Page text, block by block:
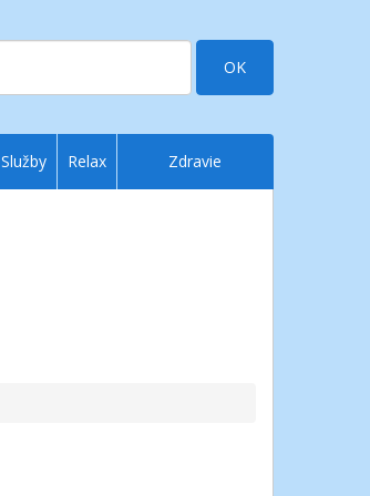
OK
Služby Relax Zdravie